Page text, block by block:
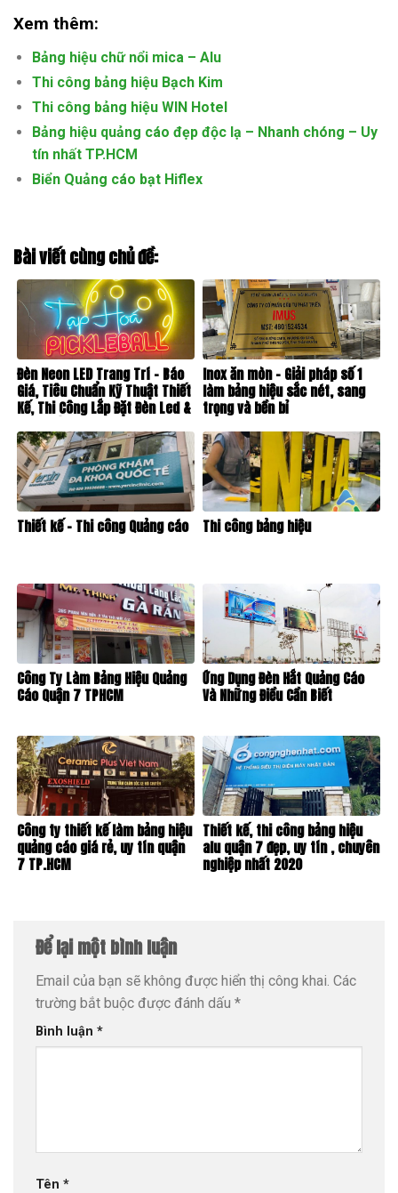
Xem thêm:
Bảng hiệu chữ nổi mica – Alu
Thi công bảng hiệu Bạch Kim
Thi công bảng hiệu WIN Hotel
Bảng hiệu quảng cáo đẹp độc lạ – Nhanh chóng – Uy
tín nhất TP.HCM
Biển Quảng cáo bạt Hiflex
Bài viết cùng chủ đề:
Đèn Neon LED Trang Trí – Báo
Giá, Tiêu Chuẩn Kỹ Thuật Thiết
Kế, Thi Công Lắp Đặt Đèn Led &
Inox ăn mòn – Giải pháp số 1
làm bảng hiệu sắc nét, sang
trọng và bền bỉ
Thiết kế – Thi công Quảng cáo Thi công bảng hiệu
Công Ty Làm Bảng Hiệu Quảng
Cáo Quận 7 TPHCM
Ứng Dụng Đèn Hắt Quảng Cáo
Và Những Điều Cần Biết
Công ty thiết kế làm bảng hiệu
quảng cáo giá rẻ, uy tín quận
7 TP.HCM
Thiết kế, thi công bảng hiệu
alu quận 7 đẹp, uy tín , chuyên
nghiệp nhất 2020
Để lại một bình luận
Email của bạn sẽ không được hiển thị công khai. Các
trường bắt buộc được đánh dấu *
Bình luận *
Tên *